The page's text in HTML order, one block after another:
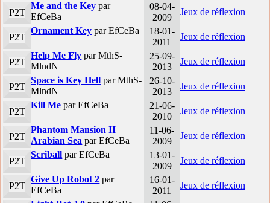
P2T
Me and the Key par
EfCeBa
08-04-
2009
Jeux de réflexion
P2T
Ornament Key par EfCeBa
18-01-
2011
Jeux de réflexion
P2T
Help Me Fly par MthS-
MlndN
25-09-
2013
Jeux de réflexion
P2T
Space is Key Hell par MthS-
MlndN
26-10-
2013
Jeux de réflexion
P2T
Kill Me par EfCeBa
21-06-
2010
Jeux de réflexion
P2T
Phantom Mansion II
Arabian Sea par EfCeBa
11-06-
2009
Jeux de réflexion
P2T
Scriball par EfCeBa
13-01-
2009
Jeux de réflexion
P2T
Give Up Robot 2 par
EfCeBa
16-01-
2011
Jeux de réflexion